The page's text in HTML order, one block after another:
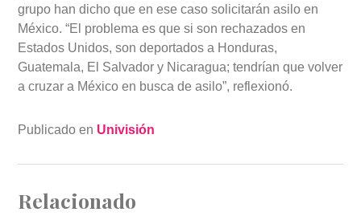
“Pase lo que pase, nosotros ya no regresamos a
Honduras y creo ninguno de nosotros regresa al país de
que vino”, dijo César Mejía.
Estados Unidos rechace solicitudes de asilo de su
México. “El problema es que si son rechazados en